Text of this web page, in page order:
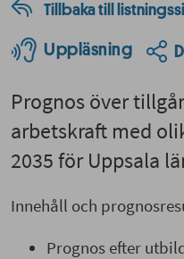
Tillbaka till
Uppläsning
Prognos över
arbetskraft med
2035 för Uppsala
Innehåll och
Prognos efter